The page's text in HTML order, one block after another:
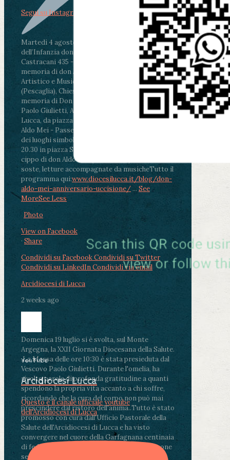
Martedì 4 agosto2026
ore 11:30 - Lucca, Scuola
dell’Infanzia don Aldo Mei - Viale Castruccio
Castracani 435 - Inaugurazione murales in
memoria di don Aldo Mei curato dal Liceo
Artistico e Musicale “Passaglia”
ore 18 - Fiano
(Pescaglia), Chiesa parrocchiale - Messa in
memoria di Don Aldo Mei celebrata da mons.
Paolo Giulietti, Arcivescovo di Lucca
ore 20.30 -
Lucca, da piazza San Michele al Cippo di don
Aldo Mei - Passeggiata della Memoria in alcuni
dei luoghi simbolo della città. Ritrovo alle ore
20.30 in piazza San Michele con conclusione al
cippo di don Aldo Mei (Porta Elisa). Durante le
soste, letture accompagnate da musicheTutto il
programma qui:www.diocesilucca.it/blog/don-
aldo-mei-anniversario-uccisione/ ... See
MoreSee Less
Photo
View on Facebook
· Share
Condividi su FacebookCondividi su Twitter
Condividi su LinkedInCondividi via email
Arcidiocesi di Lucca
2 weeks ago
Domenica 19 luglio si è svolta, sul Monte
Argegna, la XXII Giornata Diocesana della Salute.
.La Messa delle ore 10:30 è stata presieduta dal
Vescovo Paolo Giulietti. Durante l'omelia, ha
rivolto parole di profonda gratitudine a quanti
spendono la propria vita accanto a chi soffre,
ricordando che la cura del corpo non può mai
prescindere dal ristoro dell'anima..Tutto è stato
promosso con cura dall'Ufficio Pastorale della
Salute dell'Arcidiocesi di Lucca e ha visto
convergere nel cuore della Garfagnana centinaia
di fedeli, operatori sanitari, volontari e persone
segnate dalla malattia.
Segui su Instagram
YouTube
Arcidiocesi Lucca
Questo è il canale ufficiale youtube
dell'Arcidiocesi di Lucca